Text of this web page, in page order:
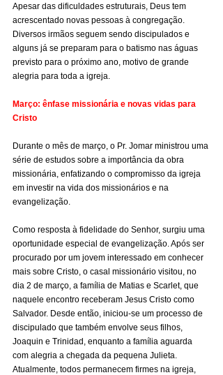
Apesar das dificuldades estruturais, Deus tem
acrescentado novas pessoas à congregação.
Diversos irmãos seguem sendo discipulados e
alguns já se preparam para o batismo nas águas
previsto para o próximo ano, motivo de grande
alegria para toda a igreja.
Março: ênfase missionária e novas vidas para
Cristo
Durante o mês de março, o Pr. Jomar ministrou uma
série de estudos sobre a importância da obra
missionária, enfatizando o compromisso da igreja
em investir na vida dos missionários e na
evangelização.
Como resposta à fidelidade do Senhor, surgiu uma
oportunidade especial de evangelização. Após ser
procurado por um jovem interessado em conhecer
mais sobre Cristo, o casal missionário visitou, no
dia 2 de março, a família de Matias e Scarlet, que
naquele encontro receberam Jesus Cristo como
Salvador. Desde então, iniciou-se um processo de
discipulado que também envolve seus filhos,
Joaquin e Trinidad, enquanto a família aguarda
com alegria a chegada da pequena Julieta.
Atualmente, todos permanecem firmes na igreja,